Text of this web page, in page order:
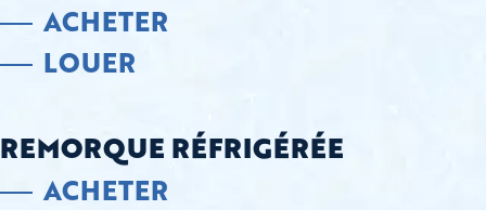
ACHETER
LOUER
REMORQUE RÉFRIGÉRÉE
ACHETER